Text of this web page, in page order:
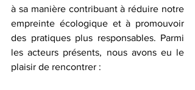
à sa manière contribuant à réduire notre
empreinte écologique et à promouvoir
des pratiques plus responsables. Parmi
les acteurs présents, nous avons eu le
plaisir de rencontrer :